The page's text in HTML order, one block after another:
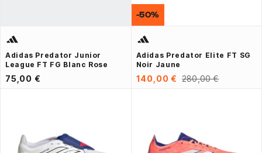
Adidas Predator Junior
League FT FG Blanc Rose
75,00 €
Adidas Predator Elite FT SG
Noir Jaune
140,00 € 280,00 €
-50%